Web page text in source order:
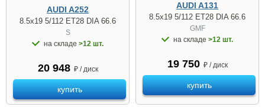
AUDI A252
8.5x19 5/112 ET28 DIA 66.6
S
на складе >12 шт.
20 948 ₽ / диск
купить
AUDI A131
8.5x19 5/112 ET28 DIA 66.6
GMF
на складе >12 шт.
19 750 ₽ / диск
купить